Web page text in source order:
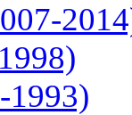
1993)